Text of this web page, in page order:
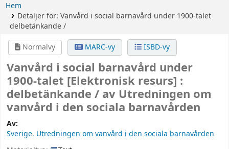
Hem
Detaljer för: Vanvård i social barnavård under 1900-talet
delbetänkande /
Normalvy
MARC-vy ISBD-vy
Vanvård i social barnavård under
1900-talet [Elektronisk resurs] :
delbetänkande / av Utredningen om
vanvård i den sociala barnavården
Av:
Sverige. Utredningen om vanvård i den sociala barnavården